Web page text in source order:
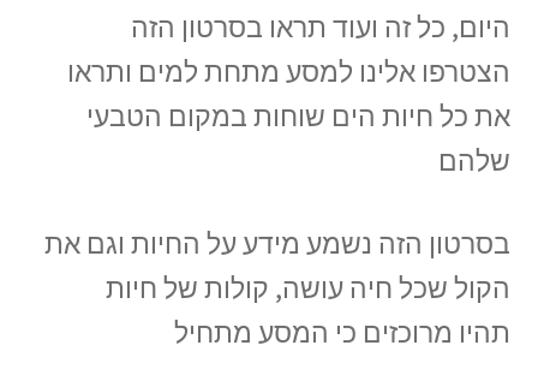
היום, כל זה ועוד תראו בסרטון הזה
הצטרפו אלינו למסע מתחת למים ותראו
את כל חיות הים שוחות במקום הטבעי
שלהם
בסרטון הזה נשמע מידע על החיות וגם את
הקול שכל חיה עושה, קולות של חיות
תהיו מרוכזים כי המסע מתחיל